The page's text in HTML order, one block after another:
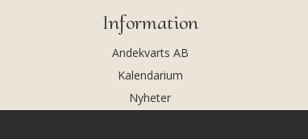
Information
Andekvarts AB
Kalendarium
Nyheter